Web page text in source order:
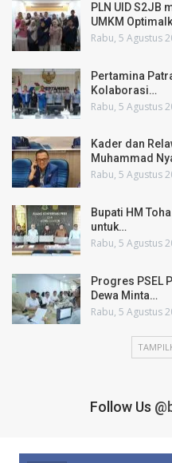
PLN UID S2JB
UMKM
Rabu, 5 Agustus
Pertamina
Kolaborasi…
Rabu, 5 Agustus
Kader dan
Muhammad
Rabu, 5 Agustus
Bupati HM
untuk…
Rabu, 5 Agustus
Progres PSEL
Dewa Minta…
Rabu, 5 Agustus
Follow Us